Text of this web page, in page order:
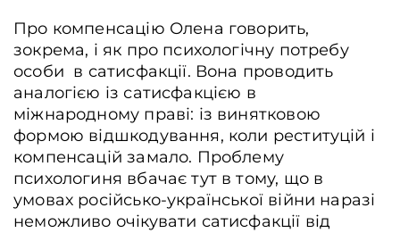
Про компенсацію Олена говорить,
зокрема, і як про психологічну потребу
особи в сатисфакції. Вона проводить
аналогією із сатисфакцією в
міжнародному праві: із винятковою
формою відшкодування, коли реституцій і
компенсацій замало. Проблему
психологиня вбачає тут в тому, що в
умовах російсько-української війни наразі
неможливо очікувати сатисфакції від